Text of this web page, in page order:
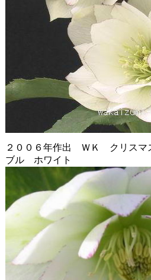
２００６年作出 ＷＫ クリスマ
ブル ホワイト